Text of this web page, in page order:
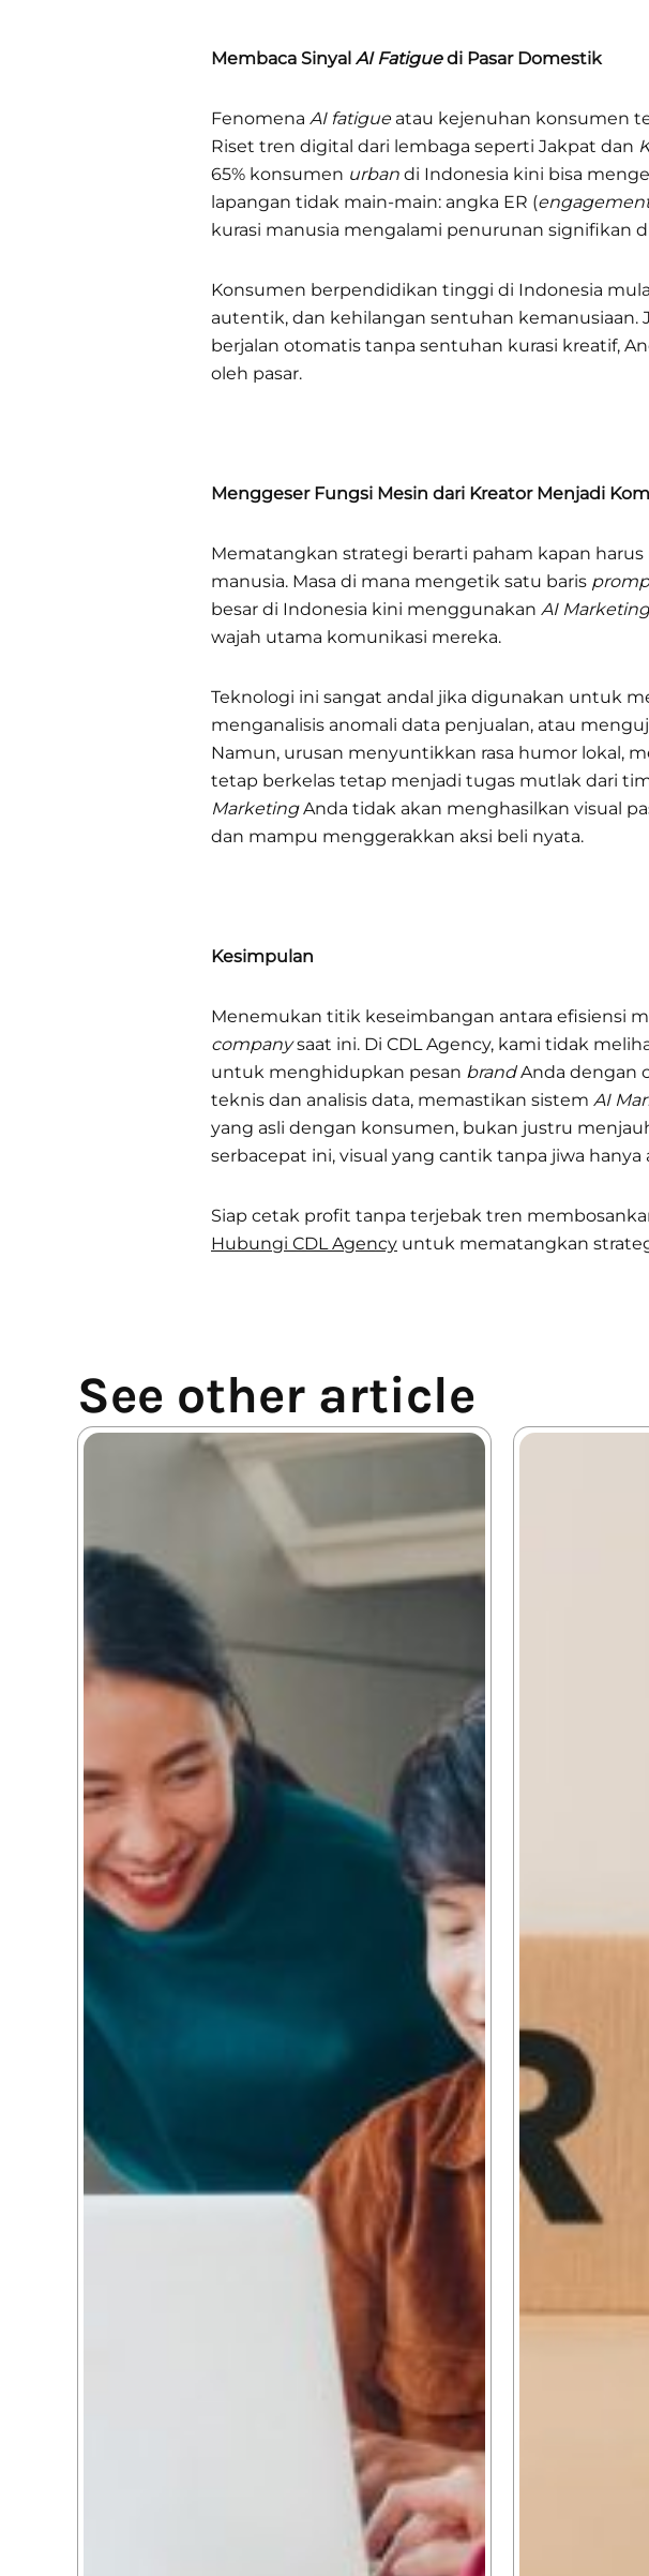
Membaca Sinyal AI Fatiguedi Pasar Domestik
Fenomena AI fatigueatau kejenuhan konsumen
Riset tren digital dari lembaga seperti Jakpat dan
65% konsumen urban di Indonesia kini bisa
lapangan tidak main-main: angka ER (
kurasi manusia mengalami penurunan signifikan
Konsumen berpendidikan tinggi di Indonesia
autentik, dan kehilangan sentuhan kemanusiaan.
berjalan otomatis tanpa sentuhan kurasi kreatif,
oleh pasar.
Menggeser Fungsi Mesin dari Kreator Menjadi
Mematangkan strategi berarti paham kapan
manusia. Masa di mana mengetik satu baris
besar di Indonesia kini menggunakan AI Marketing
wajah utama komunikasi mereka.
Teknologi ini sangat andal jika digunakan untuk
menganalisis anomali data penjualan, atau
Namun, urusan menyuntikkan rasa humor lokal,
tetap berkelas tetap menjadi tugas mutlak dari
MarketingAnda tidak akan menghasilkan visual
dan mampu menggerakkan aksi beli nyata.
Kesimpulan
Menemukan titik keseimbangan antara efisiensi
companysaat ini. Di CDL Agency, kami tidak
untuk menghidupkan pesan brandAnda dengan
teknis dan analisis data, memastikan sistem AI
yang asli dengan konsumen, bukan justru
serbacepat ini, visual yang cantik tanpa jiwa
Siap cetak profit tanpa terjebak tren
Hubungi CDL Agency untuk mematangkan
See other article